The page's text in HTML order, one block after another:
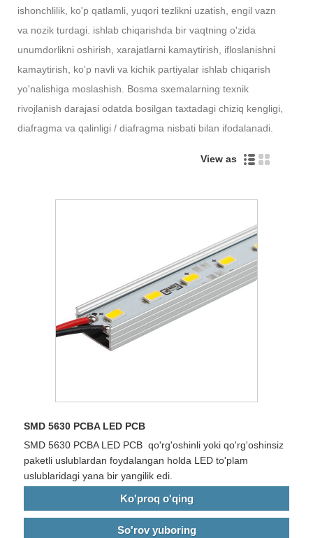
ishonchlilik, ko'p qatlamli, yuqori tezlikni uzatish, engil vazn
va nozik turdagi. ishlab chiqarishda bir vaqtning o'zida
unumdorlikni oshirish, xarajatlarni kamaytirish, ifloslanishni
kamaytirish, ko'p navli va kichik partiyalar ishlab chiqarish
yo'nalishiga moslashish. Bosma sxemalarning texnik
rivojlanish darajasi odatda bosilgan taxtadagi chiziq kengligi,
diafragma va qalinligi / diafragma nisbati bilan ifodalanadi.
View as
SMD 5630 PCBA LED PCB
SMD 5630 PCBA LED PCB qo'rg'oshinli yoki qo'rg'oshinsiz
paketli uslublardan foydalangan holda LED to'plam
uslublaridagi yana bir yangilik edi.
Ko'proq o'qing
So'rov yuboring